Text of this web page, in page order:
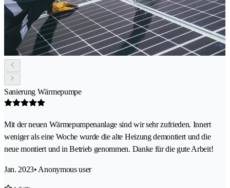
Sanierung Wärmepumpe
Mit der neuen Wärmepumpenanlage sind wir sehr zufrieden. Innert
weniger als eine Woche wurde die alte Heizung demontiert und die
neue montiert und in Betrieb genommen. Danke für die gute Arbeit!
Jan. 2023• Anonymous user